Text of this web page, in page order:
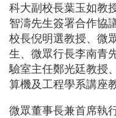
科大副校長葉玉如教
智濤先生簽署合作協
校長倪明選教授、微
生、微眾行長李南青
驗室主任鄭光廷教授
算機及工程學系講座
微眾董事長兼首席執